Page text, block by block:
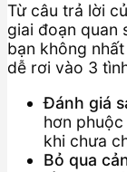
Từ câu trả lời
giai đoạn quan
bạn không
dễ rơi vào 3
Đánh giá
hơn phuộc
khi chưa
Bỏ qua